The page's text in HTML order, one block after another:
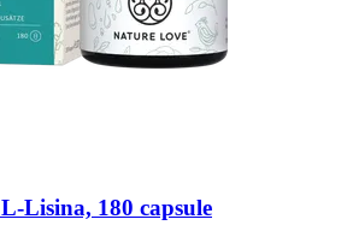
L-​Lisina, 180 capsule